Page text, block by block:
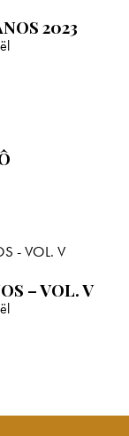
2023
– VOL. V